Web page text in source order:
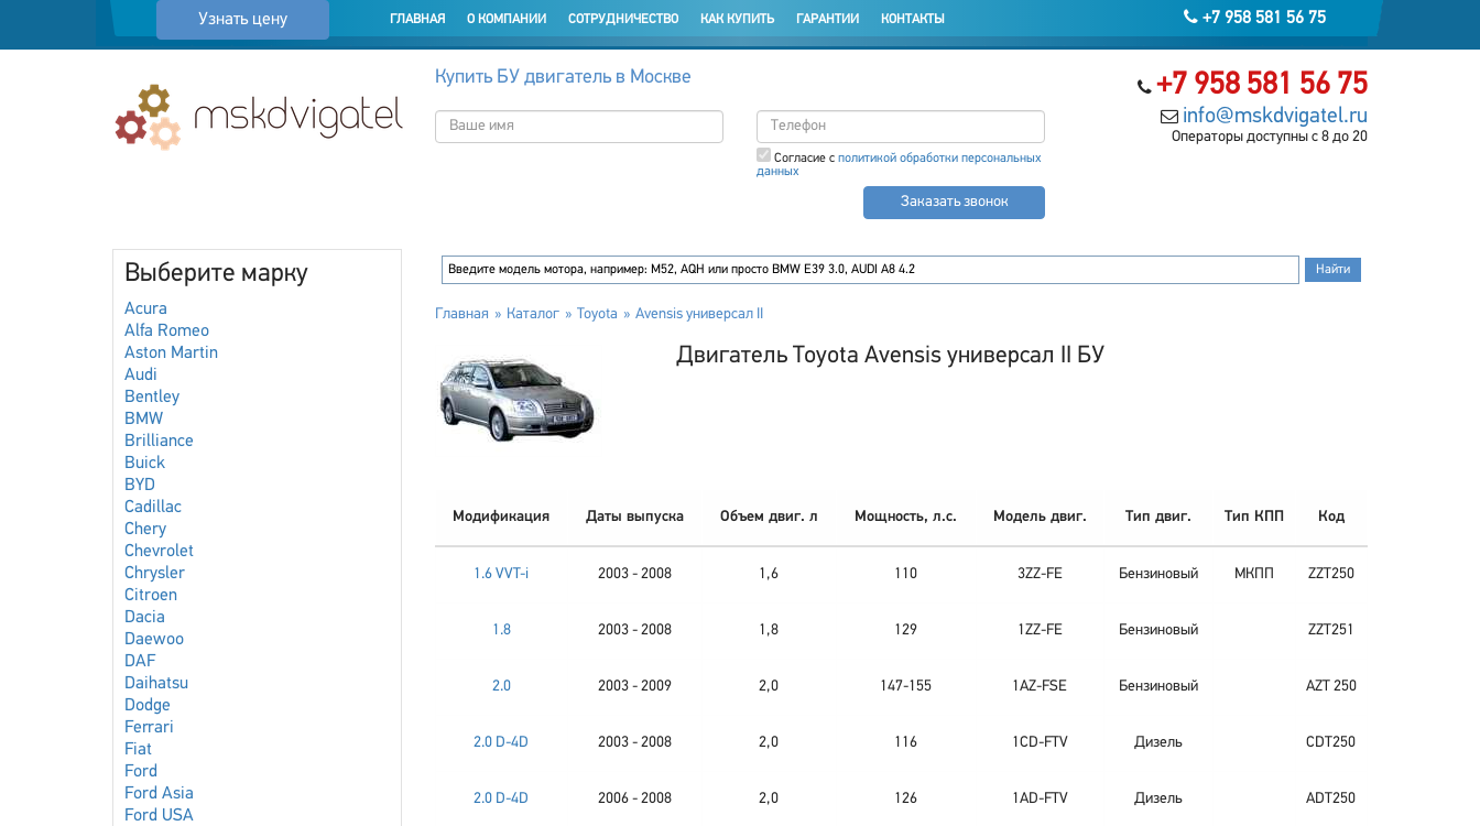
Узнать цену +7 958 581 56 75
ГЛАВНАЯ О КОМПАНИИ СОТРУДНИЧЕСТВО КАК КУПИТЬ ГАРАНТИИ КОНТАКТЫ
+7 958 581 56 75
info@mskdvigatel.ru
Операторы доступны с 8 до 20
Купить БУ двигатель в Москве
Согласие с политикой обработки персональных
данных
Заказать звонок
Выберите марку
Acura
Alfa Romeo
Aston Martin
Audi
Bentley
BMW
Brilliance
Buick
BYD
Cadillac
Chery
Chevrolet
Chrysler
Citroen
Dacia
Daewoo
DAF
Daihatsu
Dodge
Ferrari
Fiat
Ford
Ford Asia
Ford USA
Главная Каталог Toyota Avensis универсал II
Двигатель Toyota Avensis универсал II БУ
Модификация Даты выпуска Объем двиг. л Мощность, л.с. Модель двиг. Тип двиг. Тип КПП Код
1.6 VVT-i 2003 - 2008 1,6 110 3ZZ-FE Бензиновый МКПП ZZT250
1.8 2003 - 2008 1,8 129 1ZZ-FE Бензиновый ZZT251
2.0 2003 - 2009 2,0 147-155 1AZ-FSE Бензиновый AZT 250
2.0 D-4D 2003 - 2008 2,0 116 1CD-FTV Дизель CDT250
2.0 D-4D 2006 - 2008 2,0 126 1AD-FTV Дизель ADT250